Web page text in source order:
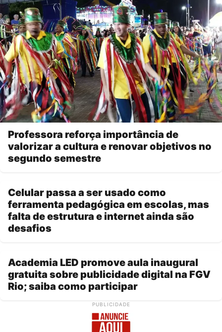
Professora reforça importância de
valorizar a cultura e renovar objetivos no
segundo semestre
Celular passa a ser usado como
ferramenta pedagógica em escolas, mas
falta de estrutura e internet ainda são
desafios
Academia LED promove aula inaugural
gratuita sobre publicidade digital na FGV
Rio; saiba como participar
PUBLICIDADE